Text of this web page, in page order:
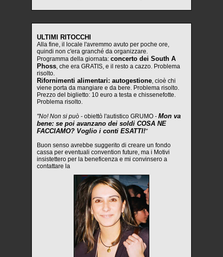
ULTIMI RITOCCHI
Alla fine, il locale l'avremmo avuto per poche ore,
quindi non c'era granché da organizzare.
Programma della giornata: concerto dei South A
Phoss, che era GRATIS, e il resto a cazzo. Problema
risolto.
Rifornimenti alimentari: autogestione, cioè chi
viene porta da mangiare e da bere. Problema risolto.
Prezzo del biglietto: 10 euro a testa e chissenefotte.
Problema risolto.
"No! Non si può - obiettò l'autistico GRUMO - Mon va
bene: se poi avanzano dei soldi COSA NE
FACCIAMO? Voglio i conti ESATTI!"
Buon senso avrebbe suggerito di creare un fondo
cassa per eventuali convention future, ma i Motivi
insistettero per la beneficenza e mi convinsero a
contattare la